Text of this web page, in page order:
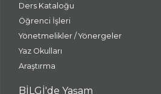
Ders Kataloğu
Öğrenci İşleri
Yönetmelikler / Yönergeler
Yaz Okulları
Araştırma
BİLGİ'de Yaşam